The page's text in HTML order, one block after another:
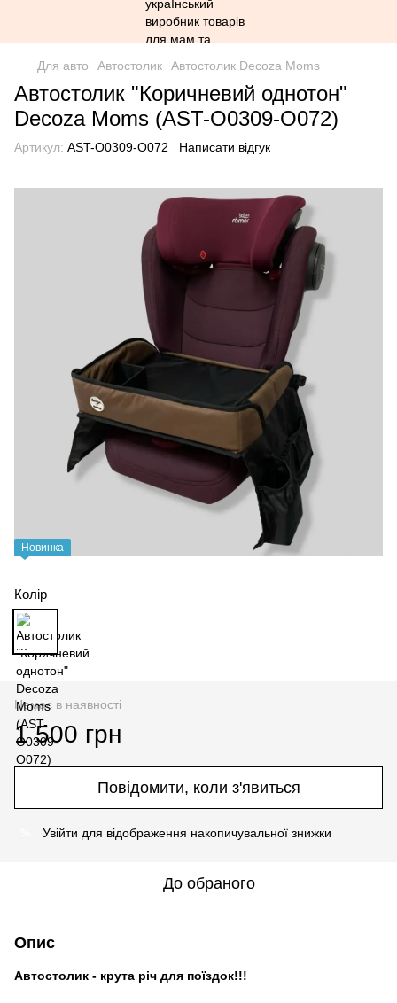
Для авто Автостолик Автостолик Decoza Moms
Автостолик "Коричневий однотон"
Decoza Moms (AST-О0309-О072)
Артикул: AST-О0309-О072 Написати відгук
Новинка
Колір
Немає в наявності
1 500 грн
Повідомити, коли з'явиться
Увійти для відображення накопичувальної знижки
До обраного
Опис
Автостолик - крута річ для поїздок!!!